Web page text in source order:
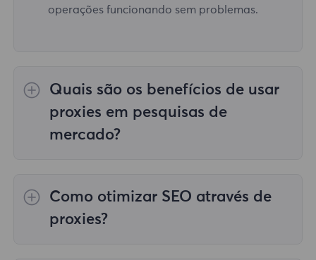
operações funcionando sem problemas.
Quais são os benefícios de usar
proxies em pesquisas de
mercado?
diferentes regiões para análise da
concorrência, garantindo dados abrangentes
Como otimizar SEO através de
proxies?